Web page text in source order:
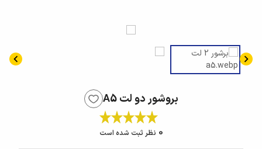
بروشور دو لت A5
0 نظر ثبت شده است